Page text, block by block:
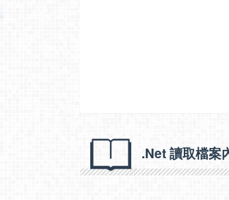
.Net 讀取檔